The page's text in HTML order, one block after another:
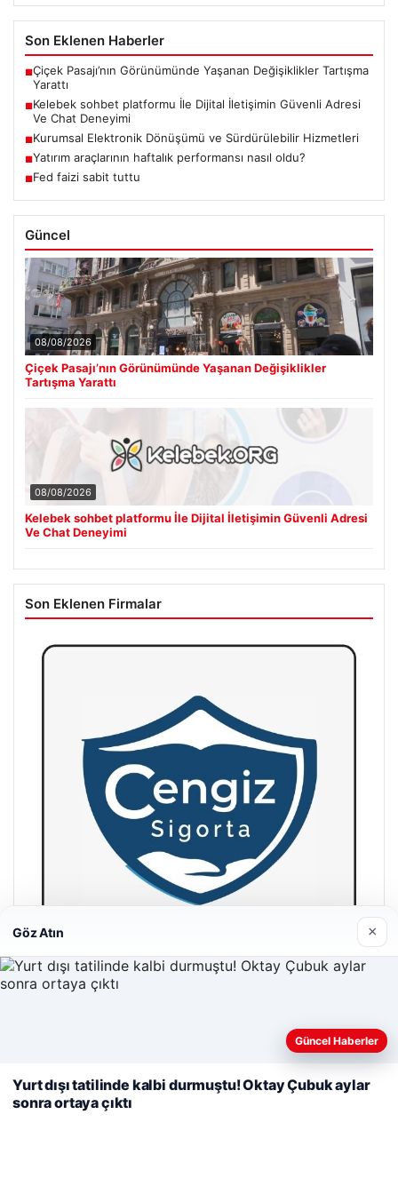
Son Eklenen Haberler
■Çiçek Pasajı’nın Görünümünde Yaşanan Değişiklikler Tartışma
Yarattı
■Kelebek sohbet platformu İle Dijital İletişimin Güvenli Adresi
Ve Chat Deneyimi
■Kurumsal Elektronik Dönüşümü ve Sürdürülebilir Hizmetleri
■Yatırım araçlarının haftalık performansı nasıl oldu?
■Fed faizi sabit tuttu
Güncel
08/08/2026
Çiçek Pasajı’nın Görünümünde Yaşanan Değişiklikler
Tartışma Yarattı
08/08/2026
Kelebek sohbet platformu İle Dijital İletişimin Güvenli Adresi
Ve Chat Deneyimi
Son Eklenen Firmalar
Hastaş Beton
Web sitemizi nasıl kullandığınızı daha iyi anlayabilmek,
kullanıyoruz.Çerez Politikamız
Reddet Kabul Et
Göz Atın ×
Güncel Haberler
Yurt dışı tatilinde kalbi durmuştu! Oktay Çubuk aylar
sonra ortaya çıktı